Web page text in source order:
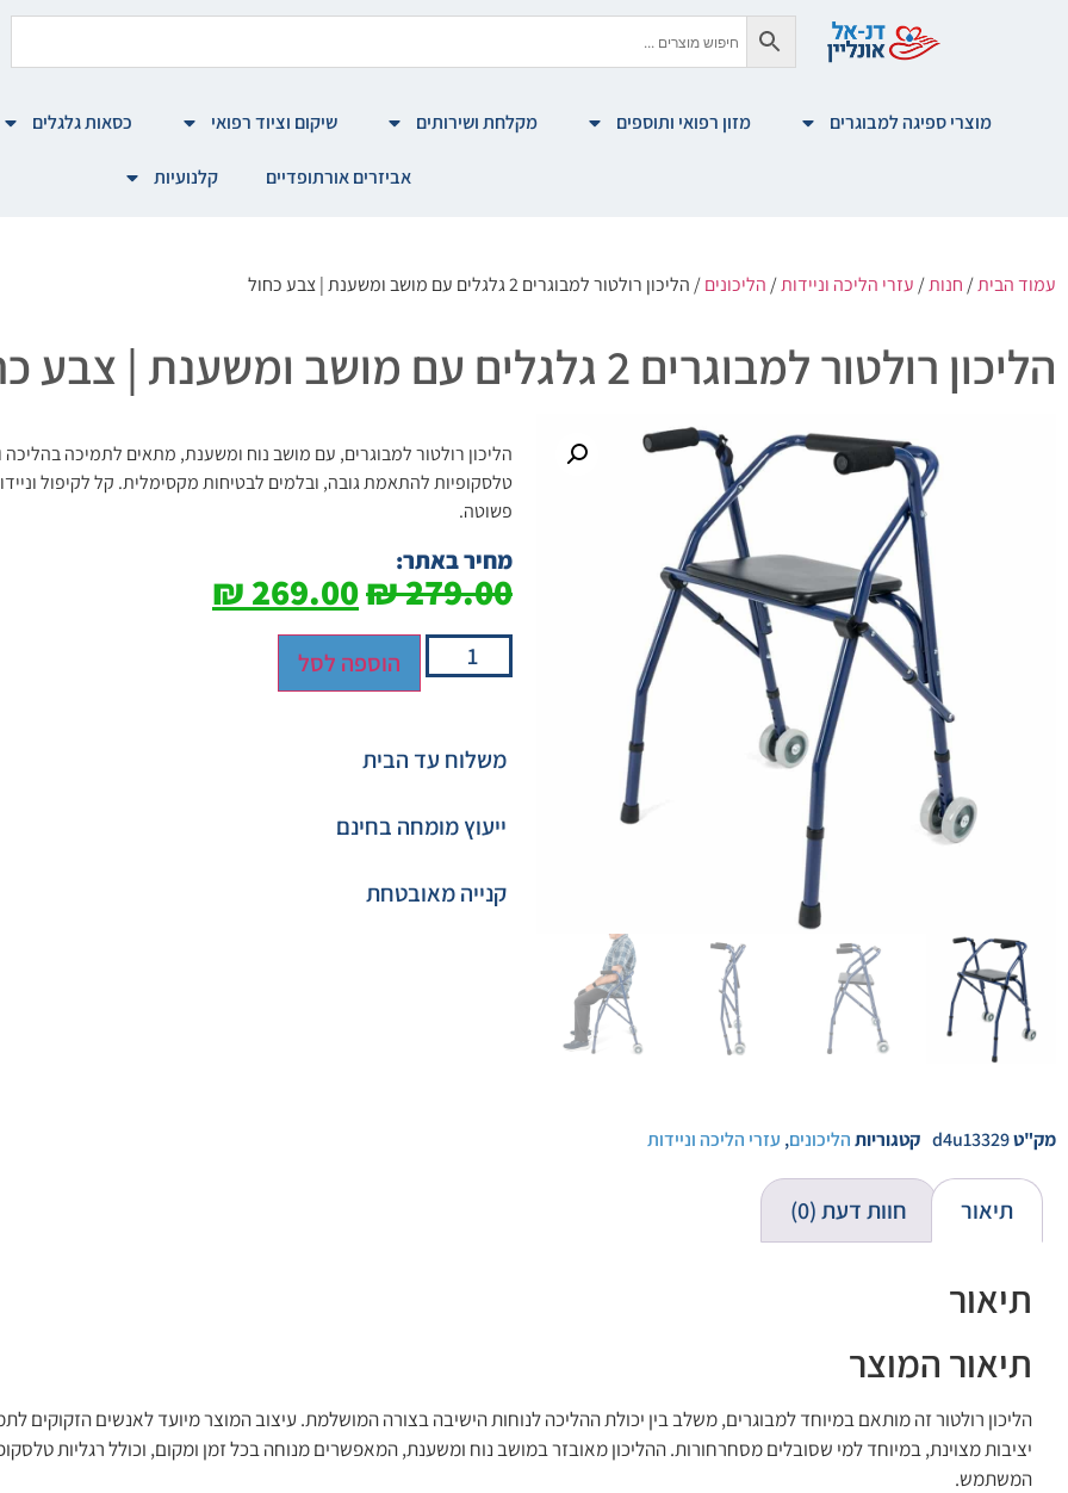
מוצרי ספיגה למבוגרים מזון רפואי ותוספים מקלחת ושירותים שיקום וציוד רפואי כסאות גלגלים
אביזרים אורתופדיים קלנועיות
עמוד הבית/ חנות/ עזרי הליכה וניידות/ הליכונים/ הליכון רולטור למבוגרים 2 גלגלים עם מושב ומשענת | צבע כחול
הליכון רולטור למבוגרים 2 גלגלים עם מושב ומשענת | צבע כחול
מק"טd4u13329 קטגוריותהליכונים, עזרי הליכה וניידות
הליכון רולטור למבוגרים, עם מושב נוח ומשענת, מתאים לתמיכה
טלסקופיות להתאמת גובה, ובלמים לבטיחות מקסימלית. קל לקיפול
פשוטה.
מחיר באתר:
279.00
₪
269.00
₪
הוספה לסל
משלוח עד הבית
ייעוץ מומחה בחינם
קנייה מאובטחת
תיאור חוות דעת (0)
תיאור
תיאור המוצר
הליכון רולטור זה מותאם במיוחד למבוגרים, משלב בין יכולת ההליכה לנוחות הישיבה בצורה המושלמת. עיצוב המוצר מיועד לאנשים הזקוקים
יציבות מצוינת, במיוחד למי שסובלים מסחרחורות. ההליכון מאובזר במושב נוח ומשענת, המאפשרים מנוחה בכל זמן ומקום, וכולל רגליות
המשתמש.